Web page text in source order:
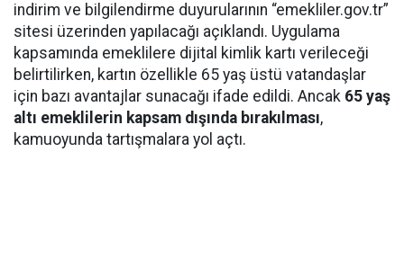
indirim ve bilgilendirme duyurularının “emekliler.gov.tr”
sitesi üzerinden yapılacağı açıklandı. Uygulama
kapsamında emeklilere dijital kimlik kartı verileceği
belirtilirken, kartın özellikle 65 yaş üstü vatandaşlar
için bazı avantajlar sunacağı ifade edildi. Ancak 65 yaş
altı emeklilerin kapsam dışında bırakılması,
kamuoyunda tartışmalara yol açtı.